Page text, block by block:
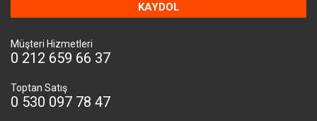
KAYDOL
Müşteri Hizmetleri
0 212 659 66 37
Toptan Satış
0 530 097 78 47